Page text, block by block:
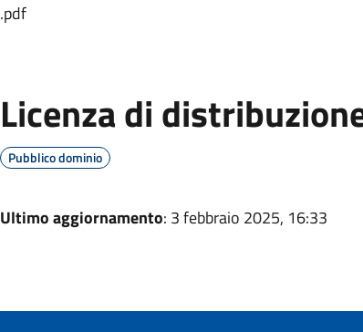
.pdf
Licenza di
Pubblico dominio
Ultimo aggiornamento: 3 febbraio 2025, 16:33